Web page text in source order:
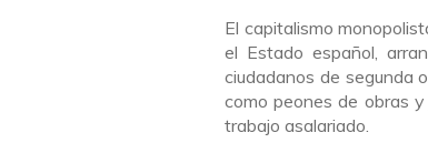
El capitalismo
el Estado español,
ciudadanos de segunda
como peones de obras
trabajo asalariado.